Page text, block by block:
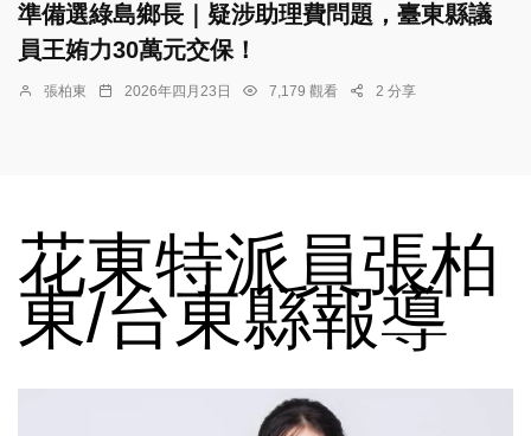
準備選綠島鄉長｜疑涉助理費問題，臺東縣議
員王姷力30萬元交保！
張柏東 2026年四月23日 7,179 觀看 2 分享
花東特派員張柏
東/台東縣報導